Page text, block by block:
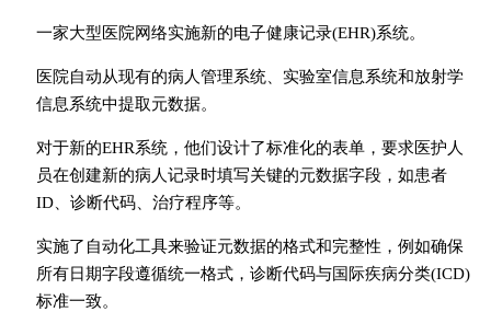
一家大型医院网络实施新的电子健康记录(EHR)系统。
医院自动从现有的病人管理系统、实验室信息系统和放射学
信息系统中提取元数据。
对于新的EHR系统，他们设计了标准化的表单，要求医护人
员在创建新的病人记录时填写关键的元数据字段，如患者
ID、诊断代码、治疗程序等。
实施了自动化工具来验证元数据的格式和完整性，例如确保
所有日期字段遵循统一格式，诊断代码与国际疾病分类(ICD)
标准一致。